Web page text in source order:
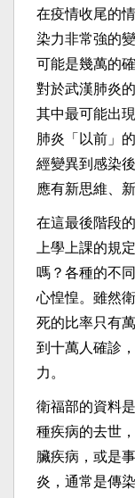
在疫情收尾的
染力非常強的
可能是幾萬的
對於武漢肺炎
其中最可能出
肺炎「以前」
經變異到感染
應有新思維、新
在這最後階段
上學上課的規
嗎？各種的不
心惶惶。雖然
死的比率只有
到十萬人確診
力。
衛福部的資料
種疾病的去世
臟疾病，或是
炎，通常是傳